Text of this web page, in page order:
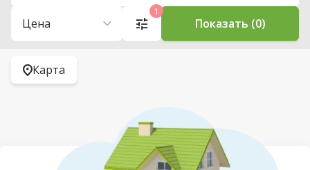
Цена
1
Показать (0)
Карта